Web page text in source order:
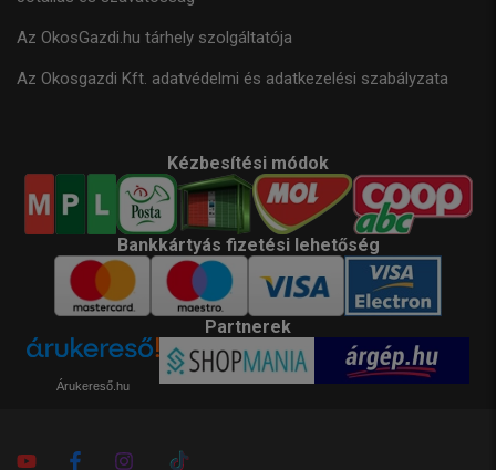
Az OkosGazdi.hu tárhely szolgáltatója
Az Okosgazdi Kft. adatvédelmi és adatkezelési szabályzata
Kézbesítési módok
Bankkártyás fizetési lehetőség
Partnerek
Árukereső.hu